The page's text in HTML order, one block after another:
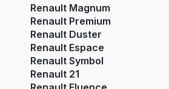
Renault Magnum
Renault Premium
Renault Duster
Renault Espace
Renault Symbol
Renault 21